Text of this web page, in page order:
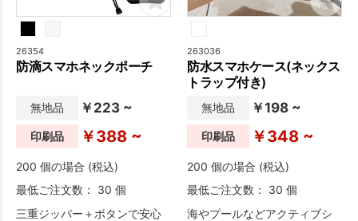
26354
防滴スマホネックポーチ
無地品 ￥223 ~
印刷品 ￥388 ~
200 個の場合 (税込)
最低ご注文数： 30 個
三重ジッパー＋ボタンで安心
263036
防水スマホケース(ネックス
トラップ付き)
無地品 ￥198 ~
印刷品 ￥348 ~
200 個の場合 (税込)
最低ご注文数： 30 個
海やプールなどアクティブシ